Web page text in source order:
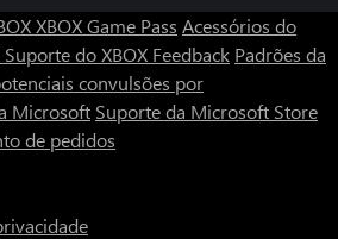
XBOX Game Pass Acessórios do
Suporte do XBOX Feedback Padrões da
convulsões por
Microsoft Suporte da Microsoft Store
de pedidos